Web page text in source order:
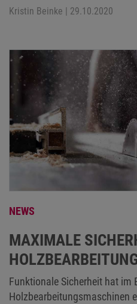
Kristin Beinke | 29.10.2020
NEWS
MAXIMALE
Funktionale Sicherheit hat im
Holzbearbeitungsmaschinen